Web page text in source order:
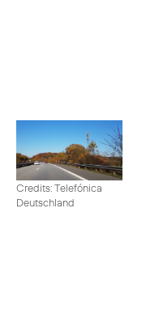
Credits: Telefónica
Deutschland